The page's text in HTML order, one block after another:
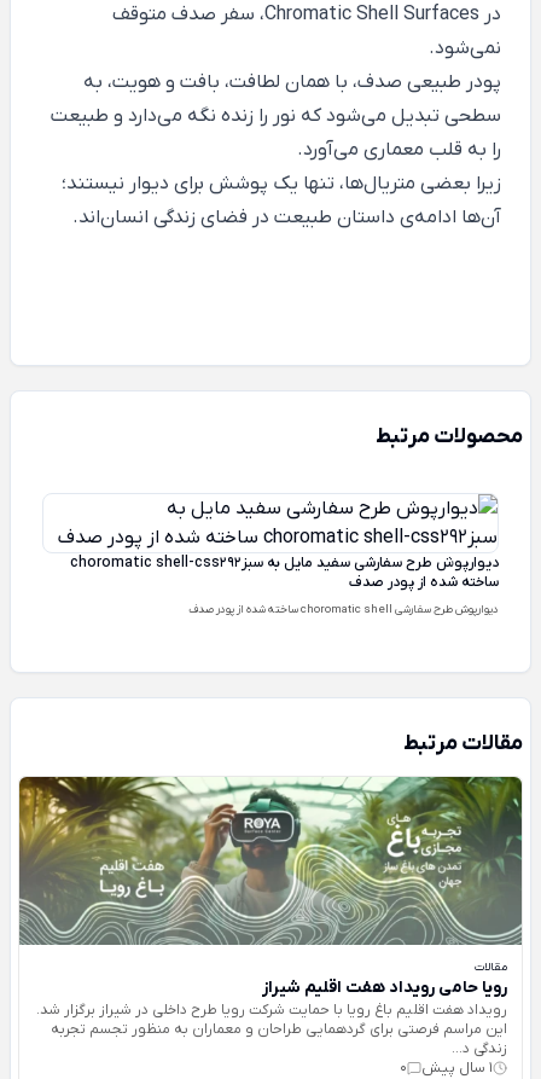
در Chromatic Shell Surfaces، سفر صدف متوقف
نمی‌شود.
پودر طبیعی صدف، با همان لطافت، بافت و هویت، به
سطحی تبدیل می‌شود که نور را زنده نگه می‌دارد و طبیعت
را به قلب معماری می‌آورد.
زیرا بعضی متریال‌ها، تنها یک پوشش برای دیوار نیستند؛
آن‌ها ادامه‌ی داستان طبیعت در فضای زندگی انسان‌اند.
محصولات مرتبط
دیوارپوش طرح سفارشی سفید مایل به سبزchoromatic shell-css292
ساخته شده از پودر صدف
دیوارپوش طرح سفارشی choromatic shell ساخته شده از پودر صدف
مقالات مرتبط
مقالات
رویا حامی رویداد هفت اقلیم شیراز
رویداد هفت اقلیم باغ رویا با حمایت شرکت رویا طرح داخلی در شیراز برگزار شد.
این مراسم فرصتی برای گردهمایی طراحان و معماران به منظور تجسم تجربه
زندگی د...
1 سال پیش
0